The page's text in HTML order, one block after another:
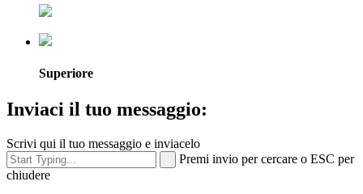
Superiore
Inviaci il tuo messaggio:
Scrivi qui il tuo messaggio e inviacelo
Premi invio per cercare o ESC per
chiudere